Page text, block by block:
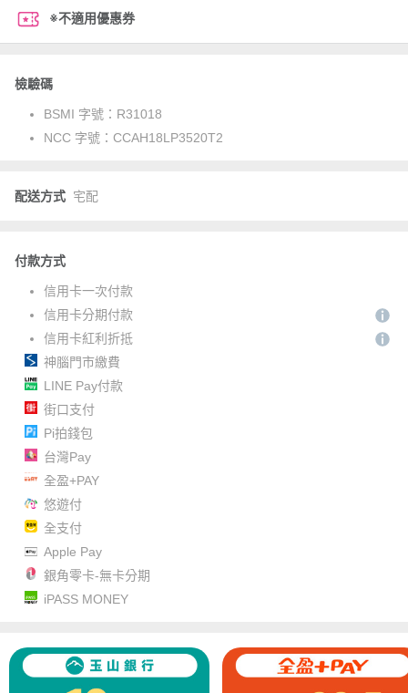
※不適用優惠券
檢驗碼
BSMI 字號： R31018
NCC 字號： CCAH18LP3520T2
配送方式 宅配
付款方式
信用卡一次付款
信用卡分期付款
信用卡紅利折抵
神腦門市繳費
LINE Pay付款
街口支付
Pi拍錢包
台灣Pay
全盈+PAY
悠遊付
全支付
Apple Pay
銀角零卡-無卡分期
iPASS MONEY